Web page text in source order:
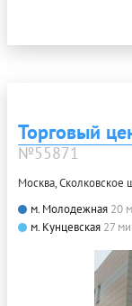
Торговый
№55871
Москва, Сколковское
м. Молодежная 20
м. Кунцевская 27